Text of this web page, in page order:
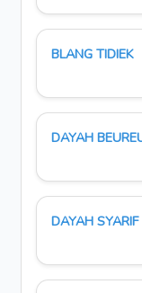
BLANG TIDIEK
DAYAH
DAYAH SYARIF